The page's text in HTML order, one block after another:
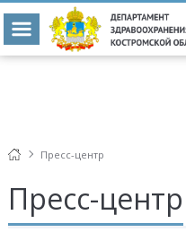
Пресс-центр
Пресс-центр